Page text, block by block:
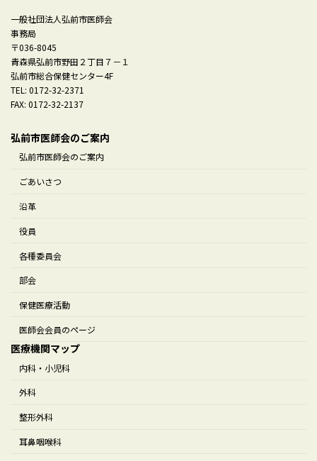
一般社団法人弘前市医師会
事務局
〒036-8045
青森県弘前市野田２丁目７－１
弘前市総合保健センター4F
TEL: 0172-32-2371
FAX: 0172-32-2137
弘前市医師会のご案内
弘前市医師会のご案内
ごあいさつ
沿革
役員
各種委員会
部会
保健医療活動
医師会会員のページ
医療機関マップ
内科・小児科
外科
整形外科
耳鼻咽喉科